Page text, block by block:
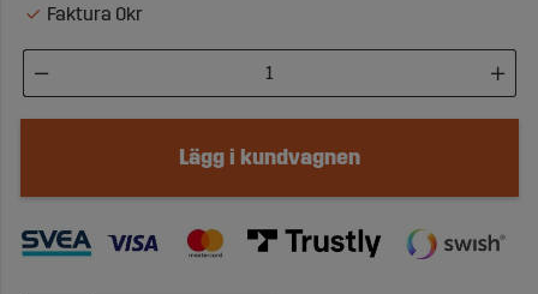
Faktura 0kr
Lägg i kundvagnen